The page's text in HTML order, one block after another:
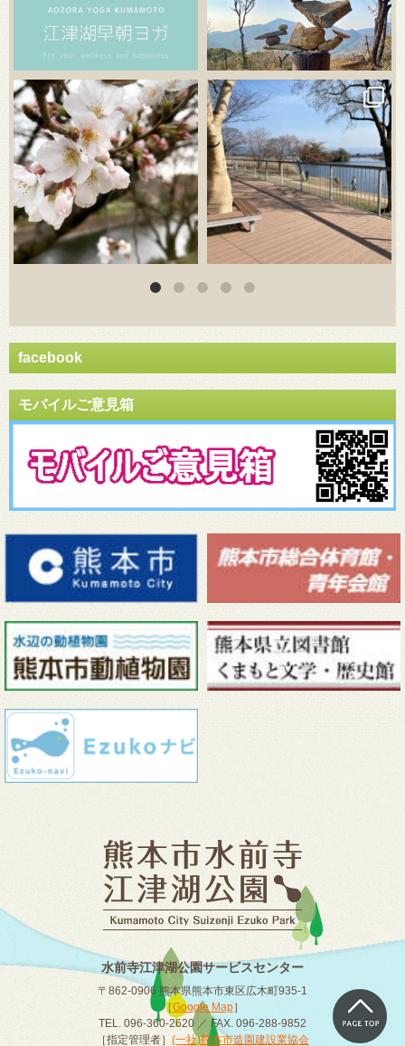
3月 20 3月 18
facebook
モバイルご意見箱
水前寺江津湖公園サービスセンター
〒862-0906 熊本県熊本市東区広木町935-1
［Google Map］
TEL. 096-360-2620 ／ FAX. 096-288-9852
［指定管理者］ (一社)熊本市造園建設業協会